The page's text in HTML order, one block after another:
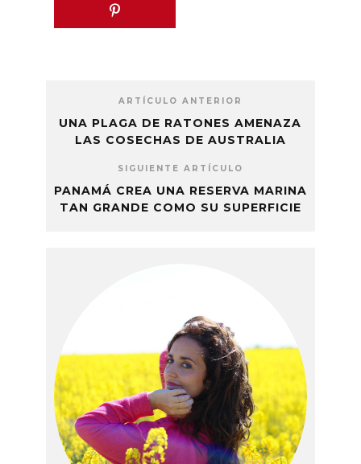
ARTÍCULO ANTERIOR
UNA PLAGA DE RATONES AMENAZA
LAS COSECHAS DE AUSTRALIA
SIGUIENTE ARTÍCULO
PANAMÁ CREA UNA RESERVA MARINA
TAN GRANDE COMO SU SUPERFICIE